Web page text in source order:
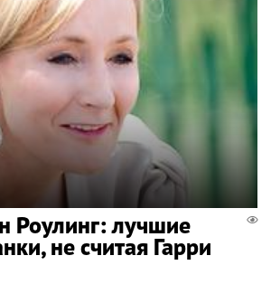
Роулинг: лучшие
не считая Гарри